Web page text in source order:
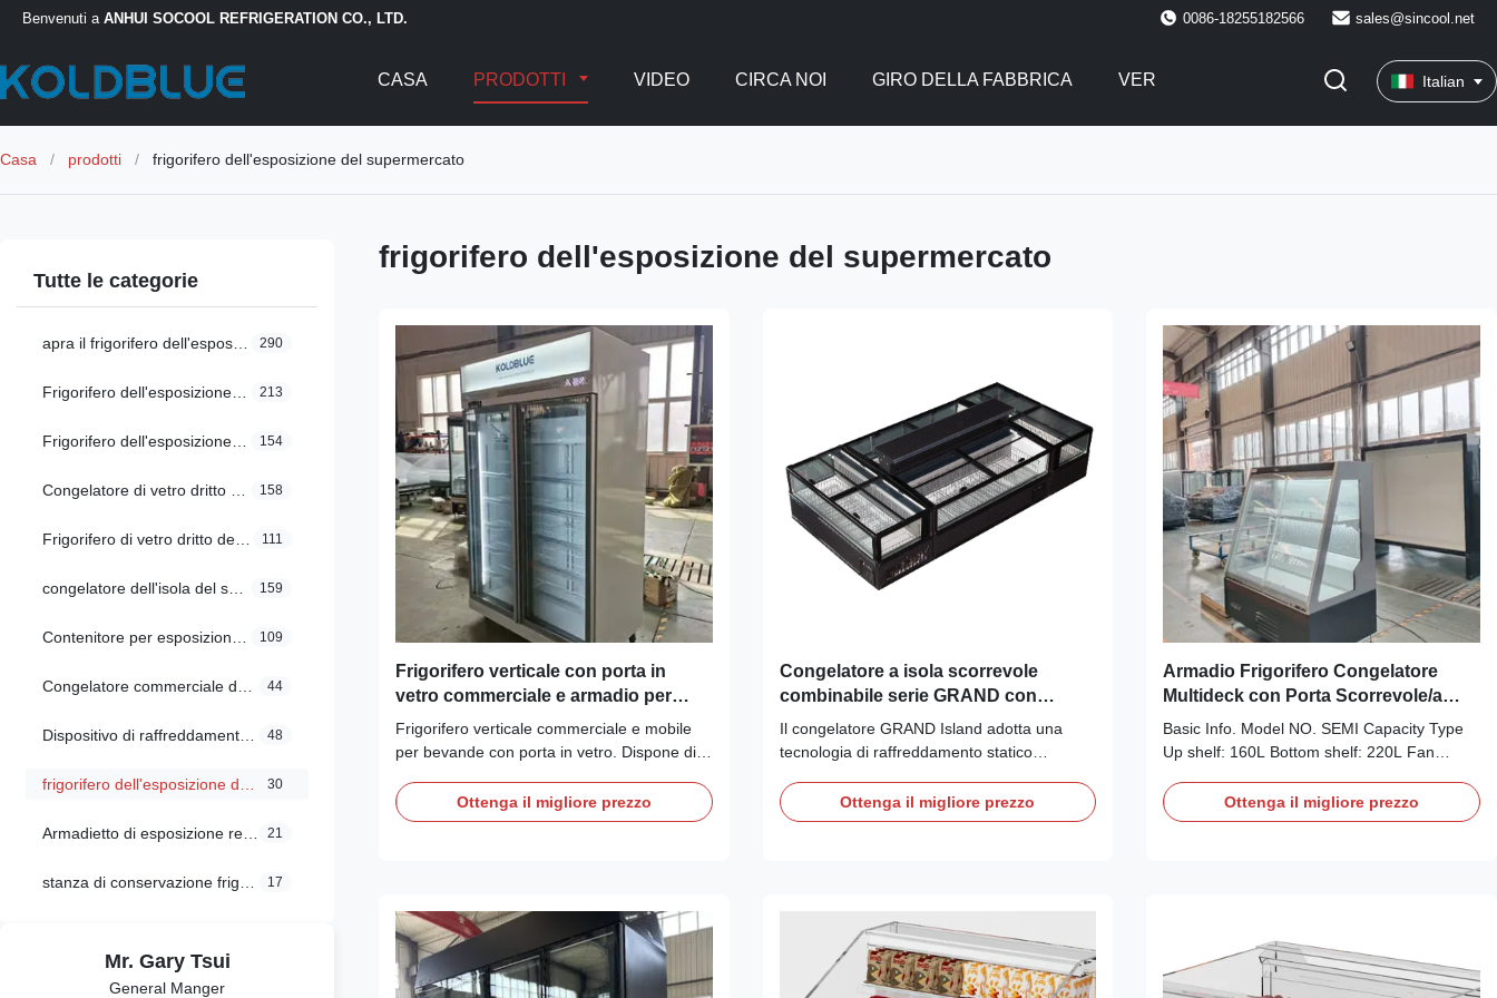
Benvenuti a ANHUI SOCOOL REFRIGERATION CO., LTD. 0086-18255182566 sales@sincool.net
CASA PRODOTTI VIDEO CIRCA NOI GIRO DELLA FABBRICA VER Italian
Casa / prodotti / frigorifero dell'esposizione del supermercato
Tutte le categorie
290
213
154
158
111
159
109
44
48
30
21
17
Mr. Gary Tsui
General Manger
frigorifero dell'esposizione del supermercato
Frigorifero verticale con porta in
vetro commerciale e armadio per
bevande
Frigorifero verticale commerciale e mobile
per bevande con porta in vetro. Dispone di
Dixell, refrigerante R290, sbrinamento
automatico e illuminazione a LED. Certificato
antiappannamento. Ideale per supermercati,
bar e ristoranti.
Ottenga il migliore prezzo
Congelatore a isola scorrevole
combinabile serie GRAND con
raffreddamento statico per alimenti
surgelati
Il congelatore GRAND Island adotta una
tecnologia di raffreddamento statico
congelati in perfette condizioni ed evitare la
disidratazione del prodotto e l'accumulo di
Ottenga il migliore prezzo
Armadio Frigorifero Congelatore
Multideck con Porta Scorrevole/a
Battente in Vetro per Frutta e Verdura
Basic Info. Model NO. SEMI Capacity Type
Up shelf: 160L Bottom shelf: 220L Fan
Door Type Swing/sliding door Temperature
Type Single-temperature Temperature
Ottenga il migliore prezzo